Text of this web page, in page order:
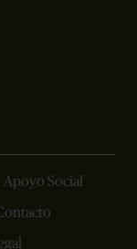
Apoyo Social